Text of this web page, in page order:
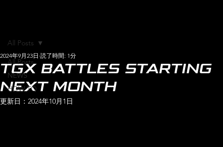
All Posts
NEWS
HOW TO
All Posts
TGX BATTLES STARTING
NEXT MONTH
2024年9月23日 読了時間: 1分
更新日： 2024年10月1日